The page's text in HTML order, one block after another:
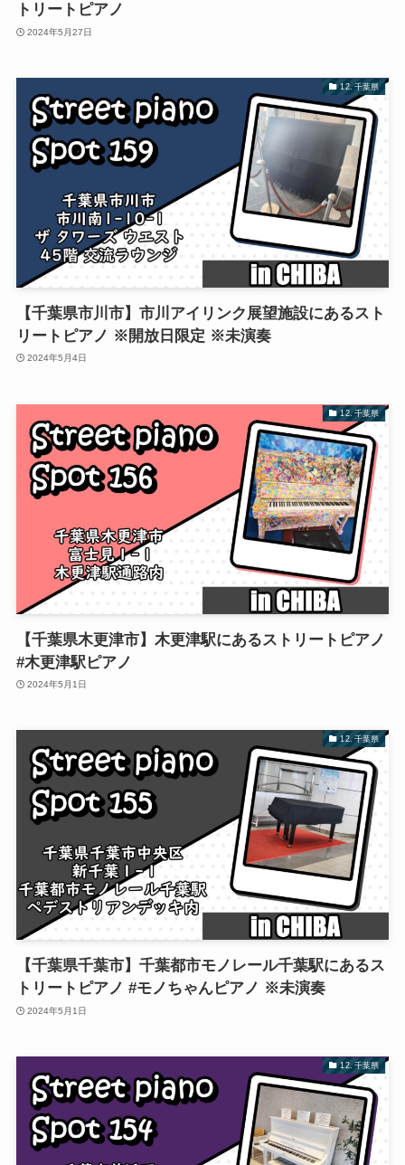
トリートピアノ
2024年5月27日
12. 千葉県
【千葉県市川市】市川アイリンク展望施設にあるスト
リートピアノ ※開放日限定 ※未演奏
2024年5月4日
12. 千葉県
【千葉県木更津市】木更津駅にあるストリートピアノ
#木更津駅ピアノ
2024年5月1日
12. 千葉県
【千葉県千葉市】千葉都市モノレール千葉駅にあるス
トリートピアノ #モノちゃんピアノ ※未演奏
2024年5月1日
12. 千葉県